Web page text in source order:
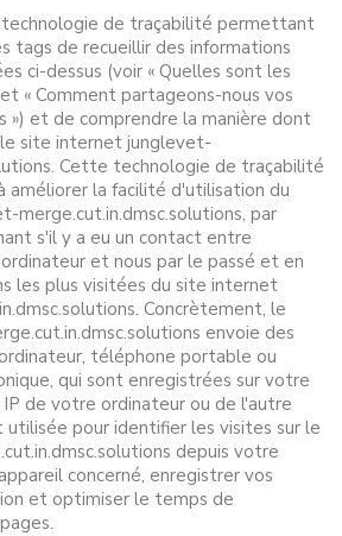
technologie de traçabilité permettant
tags de recueillir des informations
ci-dessus (voir « Quelles sont les
« Comment partageons-nous vos
») et de comprendre la manière dont
site internet junglevet-
Cette technologie de traçabilité
améliorer la facilité d'utilisation du
merge.cut.in.dmsc.solutions, par
s'il y a eu un contact entre
et nous par le passé et en
les plus visitées du site internet
Concrètement, le
envoie des
téléphone portable ou
qui sont enregistrées sur votre
IP de votre ordinateur ou de l'autre
utilisée pour identifier les visites sur le
depuis votre
concerné, enregistrer vos
et optimiser le temps de